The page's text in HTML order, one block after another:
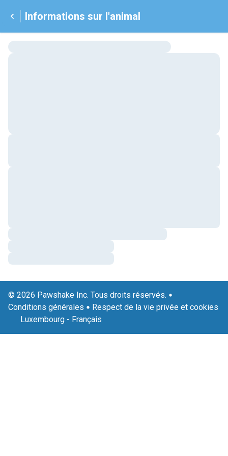
Informations sur l'animal
© 2026 Pawshake Inc. Tous droits réservés.
Conditions générales
Respect de la vie privée et cookies
Luxembourg - Français